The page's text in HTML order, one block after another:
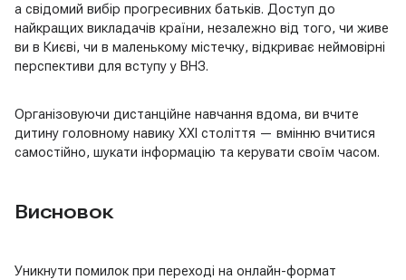
а свідомий вибір прогресивних батьків. Доступ до
найкращих викладачів країни, незалежно від того, чи живе
ви в Києві, чи в маленькому містечку, відкриває неймовірні
перспективи для вступу у ВНЗ.
Організовуючи дистанційне навчання вдома, ви вчите
дитину головному навику XXI століття — вмінню вчитися
самостійно, шукати інформацію та керувати своїм часом.
Висновок
Уникнути помилок при переході на онлайн-формат